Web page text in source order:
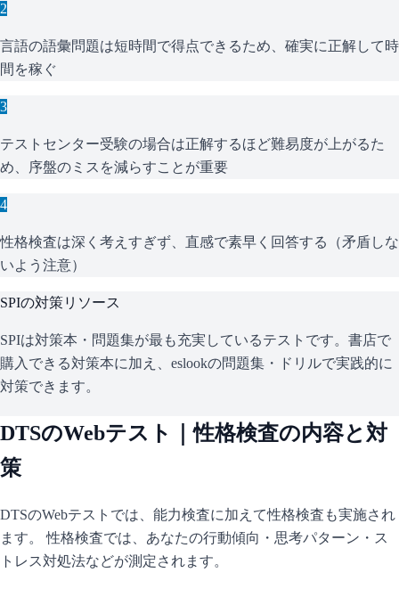
2
言語の語彙問題は短時間で得点できるため、確実に正解して時
間を稼ぐ
3
テストセンター受験の場合は正解するほど難易度が上がるた
め、序盤のミスを減らすことが重要
4
性格検査は深く考えすぎず、直感で素早く回答する（矛盾しな
いよう注意）
SPIの対策リソース
SPIは対策本・問題集が最も充実しているテストです。書店で
購入できる対策本に加え、eslookの問題集・ドリルで実践的に
対策できます。
DTSのWebテスト｜性格検査の内容と対
策
DTSのWebテストでは、能力検査に加えて性格検査も実施され
ます。 性格検査では、あなたの行動傾向・思考パターン・ス
トレス対処法などが測定されます。